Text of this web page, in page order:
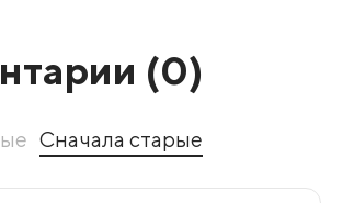
(0)
Сначала старые